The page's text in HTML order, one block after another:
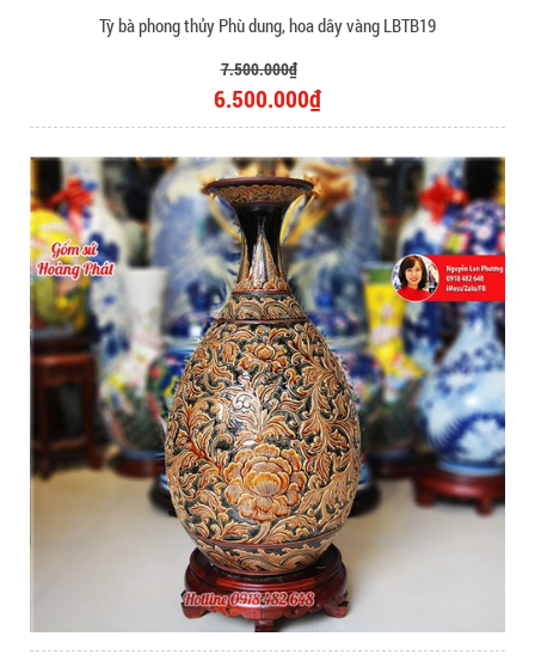
Tỳ bà phong thủy Phù dung, hoa dây vàng LBTB19
7.500.000₫
6.500.000₫